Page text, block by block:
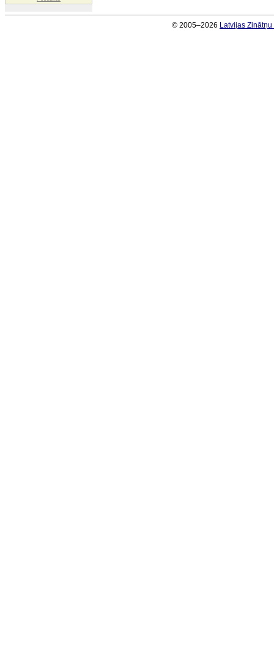
© 2005–2026 Latvijas